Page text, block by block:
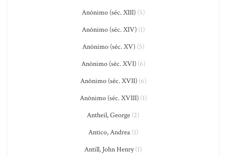
Anônimo (séc. XIII)(5)
Anônimo (séc. XIV)(1)
Anônimo (séc. XV)(5)
Anônimo (séc. XVI)(6)
Anônimo (séc. XVII)(6)
Anônimo (séc. XVIII)(1)
Antheil, George (2)
Antico, Andrea(1)
Antill, John Henry(1)